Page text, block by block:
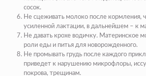
сосок.
Не сцеживать молоко после кормления,
усиленной лактации, в дальнейшем – к
Не давать крохе водичку. Материнское
роли еды и питья для новорожденного.
Не промывать грудь после каждого
приведет к нарушению микрофлоры,
покрова, трещинам.